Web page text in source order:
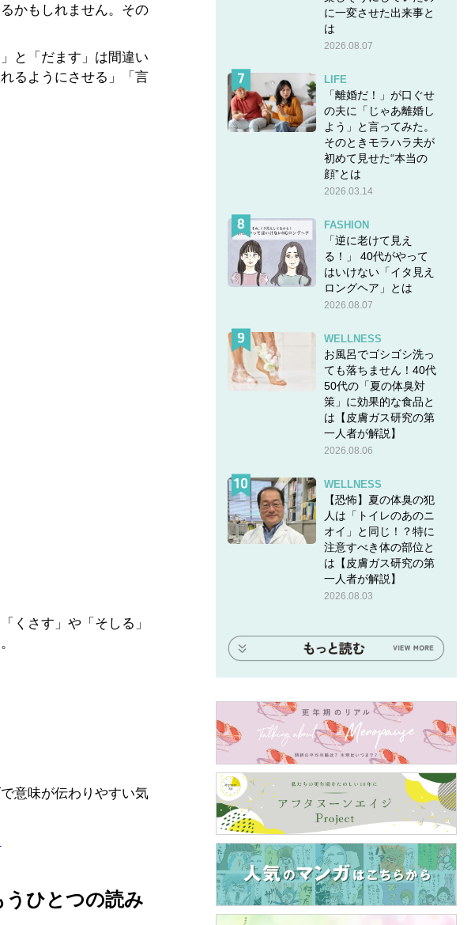
かもしれません。その
と「だます」は間違い
るようにさせる」「言
くさす」や「そしる」
意味が伝わりやすい気
ひとつの読み
に一変させた出来事と
は
2026.08.07
LIFE
「離婚だ！」が口ぐせ
の夫に「じゃあ離婚し
よう」と言ってみた。
そのときモラハラ夫が
初めて見せた“本当の
顔”とは
2026.03.14
FASHION
「逆に老けて見え
る！」 40代がやって
はいけない「イタ見え
ロングヘア」とは
2026.08.07
WELLNESS
お風呂でゴシゴシ洗っ
ても落ちません！40代
50代の「夏の体臭対
策」に効果的な食品と
は【皮膚ガス研究の第
一人者が解説】
2026.08.06
WELLNESS
【恐怖】夏の体臭の犯
人は「トイレのあのニ
オイ」と同じ！？特に
注意すべき体の部位と
は【皮膚ガス研究の第
一人者が解説】
2026.08.03